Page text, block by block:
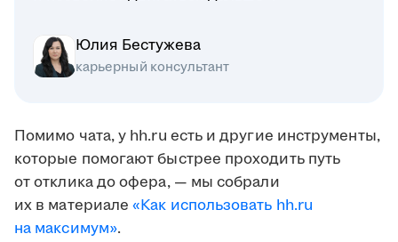
Юлия Бестужева
карьерный консультант
Помимо чата, у hh.ru есть и другие инструменты,
которые помогают быстрее проходить путь
от отклика до офера, — мы собрали
их в материале«Как использовать hh.ru
на максимум».